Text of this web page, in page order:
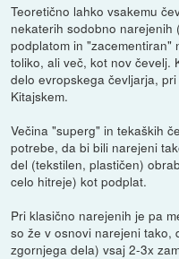
Teoretično lahko vsakemu
nekaterih sodobno
podplatom in
toliko, ali več, kot nov čevelj.
delo evropskega čevljarja,
Kitajskem.
Večina "superg" in tekaških
potrebe, da bi bili narejeni
del (tekstilen, plastičen)
celo hitreje) kot podplat.
Pri klasično narejenih je pa
so že v osnovi narejeni tako,
zgornjega dela) vsaj 2-3x